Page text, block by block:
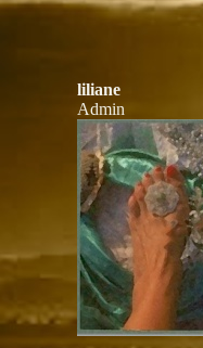
liliane
Admin